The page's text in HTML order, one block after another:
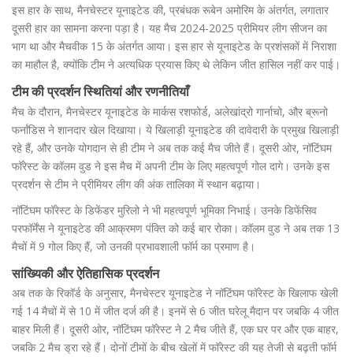
इस हार के साथ, मैनचेस्टर यूनाइटेड की, प्रबंधक रूबेन अमोरिम के अंतर्गत, लगातार
दूसरी हार का सामना करना पड़ा है। यह मैच 2024-2025 प्रीमियर लीग सीजन का
भाग था और मैचवीक 15 के अंतर्गत आया। इस हार से यूनाइटेड के प्रशंसकों में निराशा
का माहौल है, क्योंकि टीम ने अत्यधिक प्रयास किए थे लेकिन जीत हासिल नहीं कर पाई।
टीम की प्रदर्शन स्थितियां और रणनीतियाँ
मैच के दौरान, मैनचेस्टर यूनाइटेड के मार्कस रशफोर्ड, अलेखांद्रो गार्नाचो, और ब्रूनो
फर्नांडिस ने शानदार खेल दिखाया। ये खिलाड़ी यूनाइटेड की दावेदारी के प्रमुख खिलाड़ी
रहे हैं, और उनके योगदान से ही टीम ने अब तक कई मैच जीते हैं। दूसरी ओर, नॉटिंघम
फॉरेस्ट के कॉलम वुड ने इस मैच में अपनी टीम के लिए महत्वपूर्ण गोल दागे। उनके इस
प्रदर्शन से टीम ने प्रीमियर लीग की अंक तालिका में स्थान बढ़ाया।
नॉटिंघम फॉरेस्ट के डिफेंडर मुरिलो ने भी महत्वपूर्ण भूमिका निभाई। उनके डिफेंसिव
परफॉर्मेंस ने यूनाइटेड की आक्रमण पंक्ति को कई बार रोका। कॉलम वुड ने अब तक 13
मैचों में 9 गोल किए हैं, जो उनकी प्रभावशाली फॉर्म का प्रमाण है।
सांख्यिकी और ऐतिहासिक प्रदर्शन
अब तक के रिकॉर्ड के अनुसार, मैनचेस्टर यूनाइटेड ने नॉटिंघम फॉरेस्ट के खिलाफ खेली
गई 14 मैचों में से 10 में जीत दर्ज की है। इनमें से 6 जीत घरेलू मैदान पर जबकि 4 जीत
बाहर मिली हैं। दूसरी ओर, नॉटिंघम फॉरेस्ट ने 2 मैच जीते हैं, एक घर पर और एक बाहर,
जबकि 2 मैच ड्रा रहे हैं। दोनों टीमों के बीच खेलों में फॉरेस्ट की यह तेजी से बढ़ती फॉर्म